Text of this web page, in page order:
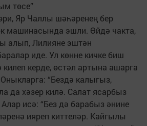
төсе”
Яр Чаллы шәһәренең бер
машинасында эшли. Өйдә чакта,
алып, Лилияне эштән
иде. Ул көнне кичке биш
килеп керде, өстәл артына ашарга
“Бездә калыгыз,
да хәзер килә. Салат ясарбыз
исә: “Без дә барабыз әнине
ияреп киттеләр. Кайгылы